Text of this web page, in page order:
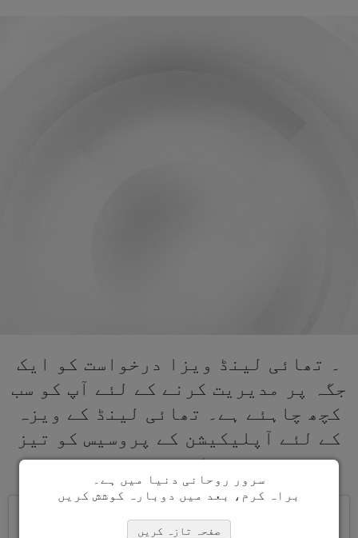
۔ تھائی لینڈ ویزا درخواست کو ایک
جگہ پر مدیریت کرنے کے لئے آپ کو سب
کچھ چاہئے ہے۔ تھائی لینڈ کے ویزہ
کے لئے آپلیکیشن کے پروسیس کو تیز
کریں۔
سرور روحانی دنیا میں ہے۔
براہ کرم، بعد میں دوبارہ کوشش کریں
صفحہ تازہ کریں